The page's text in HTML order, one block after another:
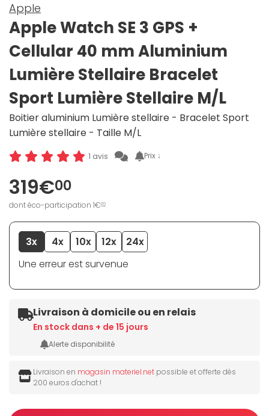
Apple
Apple Watch SE 3 GPS +
Cellular 40 mm Aluminium
Lumière Stellaire Bracelet
Sport Lumière Stellaire M/L
Boitier aluminium Lumière stellaire - Bracelet Sport
Lumière stellaire - Taille M/L
1 avis Prix ↓
319€00
dont éco-participation 1€02
3x 4x 10x 12x
24x
Une erreur est survenue
Livraison à domicile ou en relais
En stock dans + de 15 jours
Alerte disponibilité
Livraison en magasin materiel.net possible et offerte dès
200 euros d'achat !